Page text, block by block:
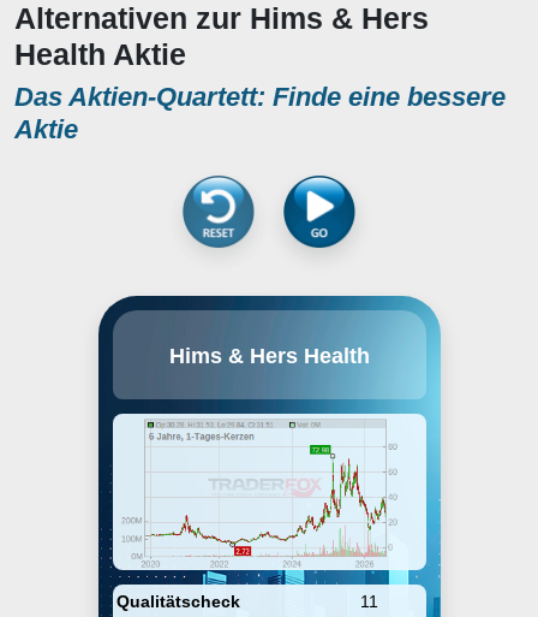
Alternativen zur Hims & Hers
Health Aktie
Das Aktien-Quartett: Finde eine bessere
Aktie
Hims & Hers Health
Qualitätscheck
11
a telehealth consultation platform.
healthcare professionals,
enabling them to access medical
care for mental health, sexual
health, dermatology and primary
care. The company was founded
in 2017 and is headquartered in
San Francisco, CA.